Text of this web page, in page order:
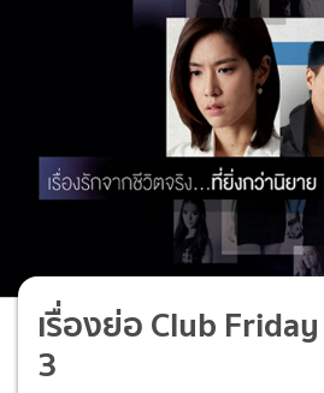
เรื่องย่อ Club
3